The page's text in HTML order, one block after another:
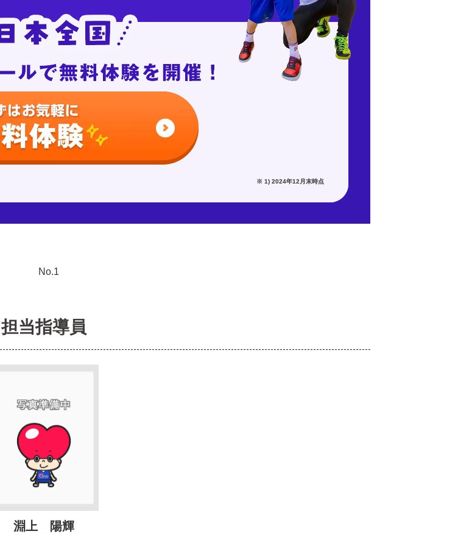
※ 1) 2024年12月末時点
担当指導員
淵上 陽輝